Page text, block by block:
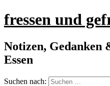
fressen und
Notizen, Gedanken
Essen
Suchen nach: